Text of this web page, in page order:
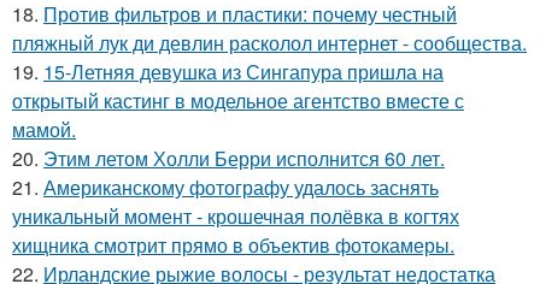
18. Против фильтров и пластики: почему честный
пляжный лук ди девлин расколол интернет - сообщества.
19. 15-Летняя девушка из Сингапура пришла на
открытый кастинг в модельное агентство вместе с
мамой.
20. Этим летом Холли Берри исполнится 60 лет.
21. Американскому фотографу удалось заснять
уникальный момент - крошечная полёвка в когтях
хищника смотрит прямо в объектив фотокамеры.
22. Ирландские рыжие волосы - результат недостатка